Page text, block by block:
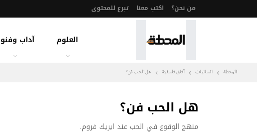
من نحن؟ اكتب معنا تبرع للمحتوى
العلوم آداب
المحطة انسانيات آفاق فلسفيّة‎ هل الحب فن؟
هل الحب فن؟
منهج الوقوع في الحب عند ايريك فروم.